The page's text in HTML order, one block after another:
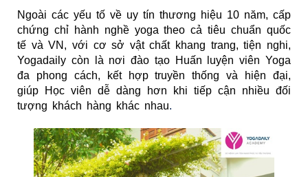
Ngoài các yếu tố về uy tín thương hiệu 10 năm, cấp
chứng chỉ hành nghề yoga theo cả tiêu chuẩn quốc
tế và VN, với cơ sở vật chất khang trang, tiện nghi,
Yogadaily còn là nơi đào tạo Huấn luyện viên Yoga
đa phong cách, kết hợp truyền thống và hiện đại,
giúp Học viên dễ dàng hơn khi tiếp cận nhiều đối
tượng khách hàng khác nhau.